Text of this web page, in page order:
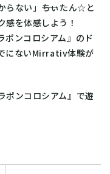
ない」――ちぃたん☆と
を体感しよう！
ンコロシアム』のド
にないMirrativ体験が
ポンコロシアム』で遊